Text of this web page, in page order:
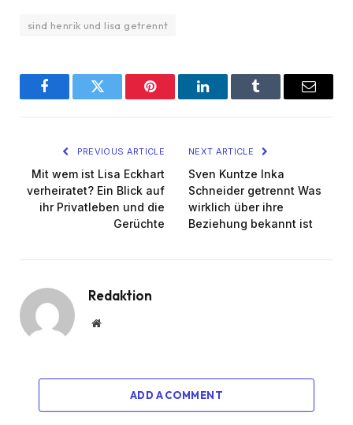
sind henrik und lisa getrennt
FacebookTwitter Pinterest LinkedInTumblr Email
PREVIOUS ARTICLE
Mit wem ist Lisa Eckhart
verheiratet? Ein Blick auf
ihr Privatleben und die
Gerüchte
NEXT ARTICLE
Sven Kuntze Inka
Schneider getrennt Was
wirklich über ihre
Beziehung bekannt ist
Redaktion
Website
ADD A COMMENT